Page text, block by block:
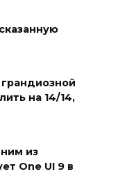
на 14/14,
из
One UI 9 в